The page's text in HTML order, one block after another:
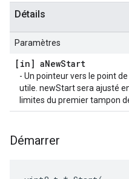
Détails
Paramètres
[in] aNewStart
- Un pointeur vers le point
utile. newStart sera ajusté
limites du premier tampon
Démarrer